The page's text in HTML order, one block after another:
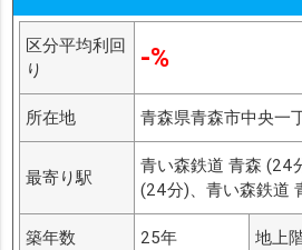
区分平均利回
り
-%
所在地 青森県青森市中央一
最寄り駅
青い森鉄道 青森 (24
(24分)、青い森鉄道
築年数 25年 地上